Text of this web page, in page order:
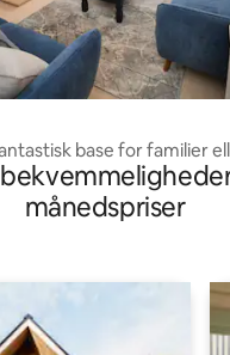
base for familier
månedspriser